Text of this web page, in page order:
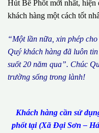
Hút Bể Phốt mới nhất, hiện
khách hàng một cách tốt
“Một lần nữa, xin phép cho
Quý khách hàng đã luôn
suốt 20 năm qua”. Chúc
trường sống trong lành!
Khách hàng cần sử
phốt tại (Xã Đại Sơn –